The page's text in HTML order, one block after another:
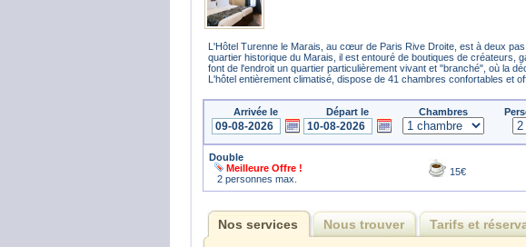
L'Hôtel Turenne le Marais, au cœur de Paris Rive Droite, est à deux
quartier historique du Marais, il est entouré de boutiques de créateurs,
font de l'endroit un quartier particulièrement vivant et "branché", où la
L'hôtel entièrement climatisé, dispose de 41 chambres confortables et
Arrivée le Départ le Chambres
Double
Meilleure Offre !
2 personnes max.
15€
Nos services Nous trouver Tarifs et